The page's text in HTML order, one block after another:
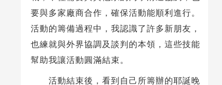
要與多家廠商合作，確保活動能順利進行。
活動的籌備過程中，我認識了許多新朋友，
也練就與外界協調及談判的本領，這些技能
幫助我讓活動圓滿結束。
活動結束後，看到自己所籌辦的耶誕晚